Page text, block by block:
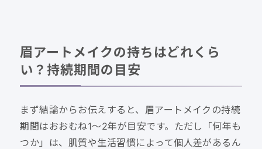
眉アートメイクの持ちはどれくら
い？持続期間の目安
まず結論からお伝えすると、眉アートメイクの持続
期間はおおむね1〜2年が目安です。ただし「何年も
つか」は、肌質や生活習慣によって個人差があるん